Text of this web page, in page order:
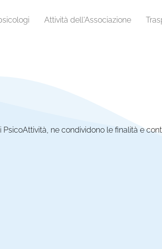
Attività dell'Associazione
ne condividono le finalità e